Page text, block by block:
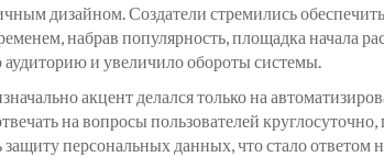
дизайном. Создатели стремились
набрав популярность, площадка начала
и увеличило обороты системы.
акцент делался только на
на вопросы пользователей
персональных данных, что стало ответом